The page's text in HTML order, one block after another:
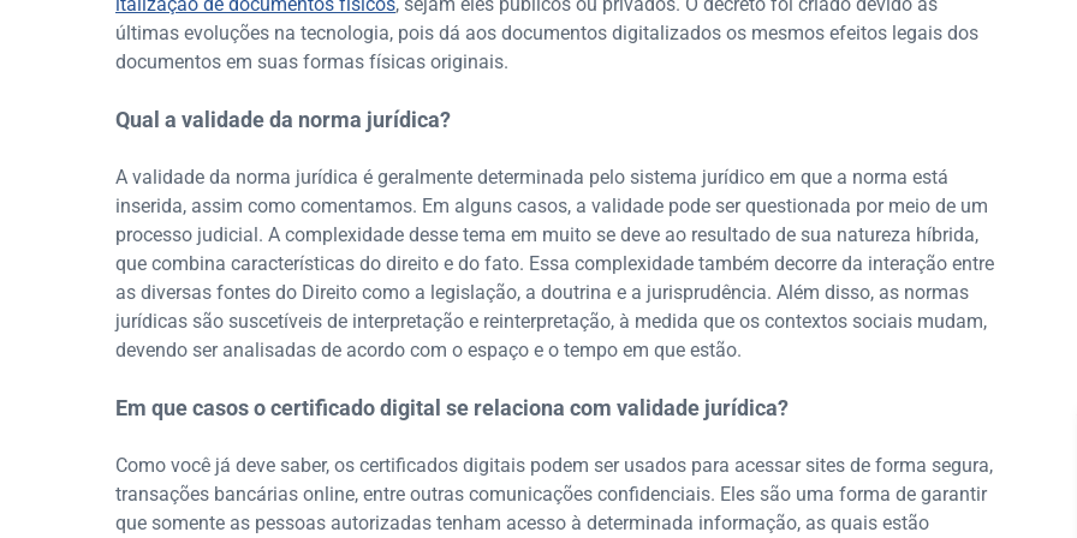
italização de documentos físicos, sejam eles públicos ou privados. O decreto foi criado devido às
últimas evoluções na tecnologia, pois dá aos documentos digitalizados os mesmos efeitos legais dos
documentos em suas formas físicas originais.
Qual a validade da norma jurídica?
A validade da norma jurídica é geralmente determinada pelo sistema jurídico em que a norma está
inserida, assim como comentamos. Em alguns casos, a validade pode ser questionada por meio de um
processo judicial. A complexidade desse tema em muito se deve ao resultado de sua natureza híbrida,
que combina características do direito e do fato. Essa complexidade também decorre da interação entre
as diversas fontes do Direito como a legislação, a doutrina e a jurisprudência. Além disso, as normas
jurídicas são suscetíveis de interpretação e reinterpretação, à medida que os contextos sociais mudam,
devendo ser analisadas de acordo com o espaço e o tempo em que estão.
Em que casos o certificado digital se relaciona com validade jurídica?
Como você já deve saber, os certificados digitais podem ser usados para acessar sites de forma segura,
transações bancárias online, entre outras comunicações confidenciais. Eles são uma forma de garantir
que somente as pessoas autorizadas tenham acesso à determinada informação, as quais estão